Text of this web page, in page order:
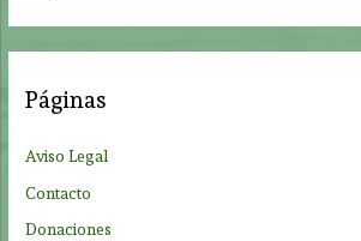
r
Páginas
Aviso Legal
Contacto
Donaciones